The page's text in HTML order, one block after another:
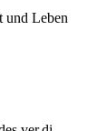
und Leben